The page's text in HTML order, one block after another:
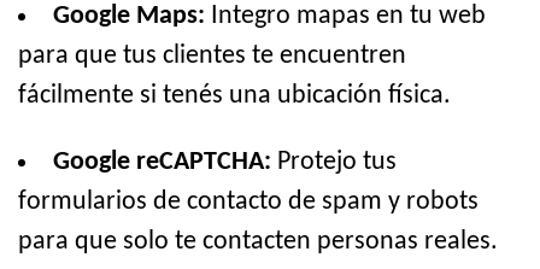
Google Maps: Integro mapas en tu web
para que tus clientes te encuentren
fácilmente si tenés una ubicación física.
Google reCAPTCHA: Protejo tus
formularios de contacto de spam y robots
para que solo te contacten personas reales.